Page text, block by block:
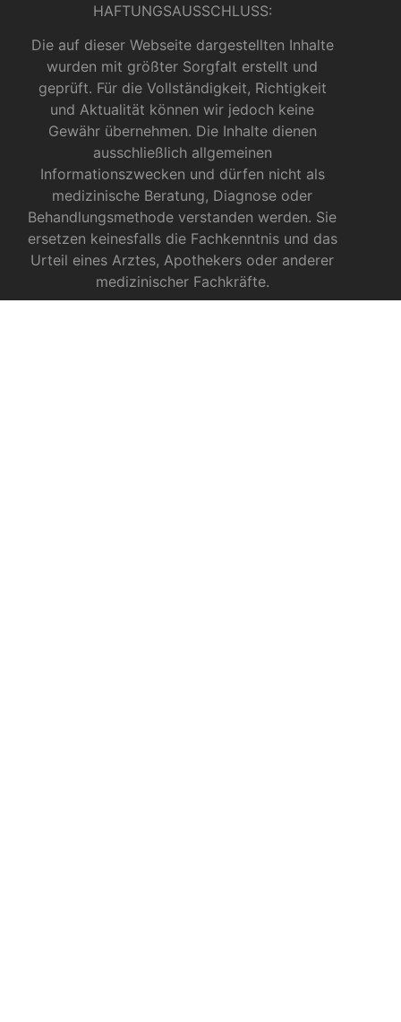
HAFTUNGSAUSSCHLUSS:
Die auf dieser Webseite dargestellten Inhalte
wurden mit größter Sorgfalt erstellt und
geprüft. Für die Vollständigkeit, Richtigkeit
und Aktualität können wir jedoch keine
Gewähr übernehmen. Die Inhalte dienen
ausschließlich allgemeinen
Informationszwecken und dürfen nicht als
medizinische Beratung, Diagnose oder
Behandlungsmethode verstanden werden. Sie
ersetzen keinesfalls die Fachkenntnis und das
Urteil eines Arztes, Apothekers oder anderer
medizinischer Fachkräfte.